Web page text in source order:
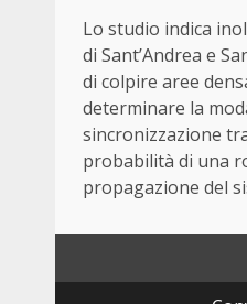
Lo studio indica
di Sant’Andrea e
di colpire aree
determinare la
sincronizzazione
probabilità di una
propagazione del